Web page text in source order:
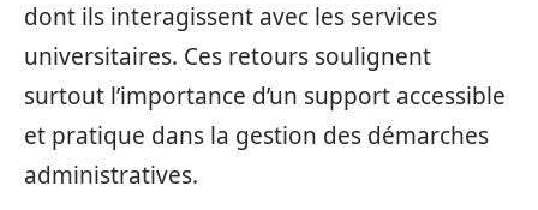
dont ils interagissent avec les services
universitaires. Ces retours soulignent
surtout l’importance d’un support accessible
et pratique dans la gestion des démarches
administratives.